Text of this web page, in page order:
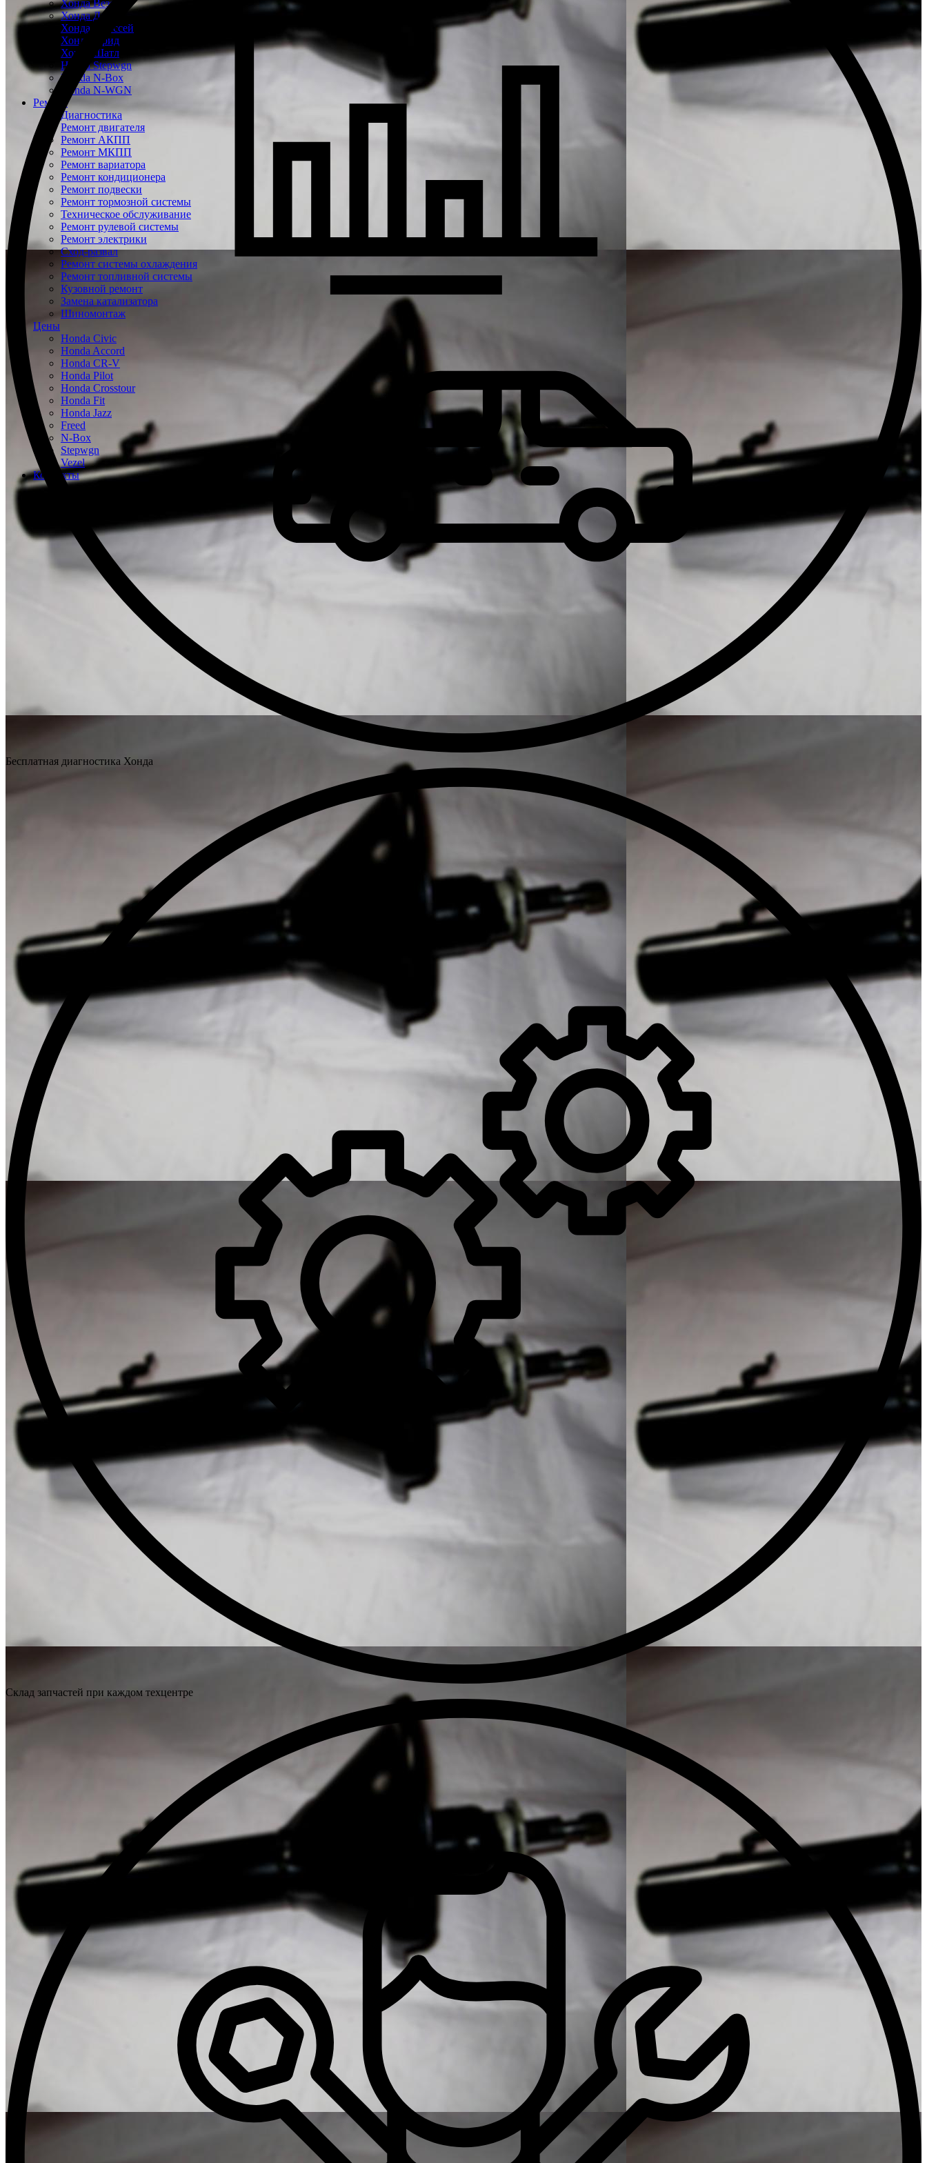
Хонда Везел
Хонда Джаз
Хонда Одиссей
Хонда Фрид
Хонда Шатл
Honda Stepwgn
Honda N-Box
Honda N-WGN
Ремонт
Диагностика
Ремонт двигателя
Ремонт АКПП
Ремонт МКПП
Ремонт вариатора
Ремонт кондиционера
Ремонт подвески
Ремонт тормозной системы
Техническое обслуживание
Ремонт рулевой системы
Ремонт электрики
Сход-развал
Ремонт системы охлаждения
Ремонт топливной системы
Кузовной ремонт
Замена катализатора
Шиномонтаж
Цены
Honda Civic
Honda Accord
Honda CR-V
Honda Pilot
Honda Crosstour
Honda Fit
Honda Jazz
Freed
N-Box
Stepwgn
Vezel
Контакты
Бесплатная диагностика Хонда
Склад запчастей при каждом техцентре